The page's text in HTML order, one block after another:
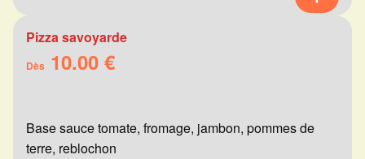
Pizza savoyarde
Dès 10.00 €
Base sauce tomate, fromage, jambon, pommes de
terre, reblochon